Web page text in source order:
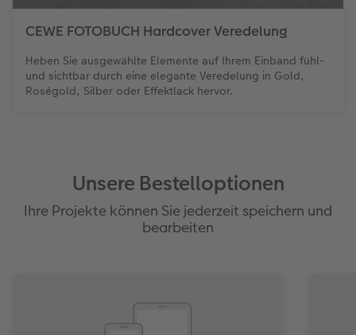
CEWE FOTOBUCH Hardcover Veredelung
Heben Sie ausgewählte Elemente auf Ihrem Einband fühl-
und sichtbar durch eine elegante Veredelung in Gold,
Roségold, Silber oder Effektlack hervor.
Unsere Bestelloptionen
Ihre Projekte können Sie jederzeit speichern und
bearbeiten